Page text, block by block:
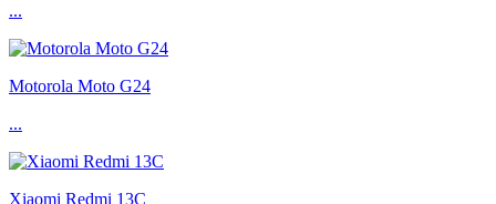
...
Motorola Moto G24
...
Xiaomi Redmi 13C